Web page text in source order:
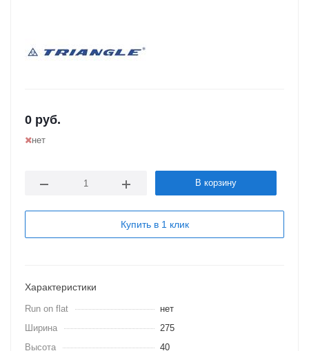
0 руб.
нет
В корзину
Купить в 1 клик
Характеристики
Run on flat
нет
Ширина
275
Высота
40